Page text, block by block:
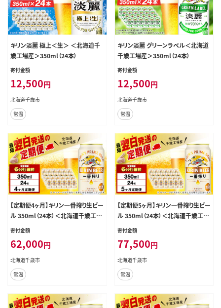
キリン淡麗 極上＜生＞ ＜北海道千
歳工場産＞350ml（24本）
寄付金額
12,500円
北海道千歳市
常温
キリン淡麗 グリーンラベル＜北海道
千歳工場産＞350ml（24本）
寄付金額
12,500円
北海道千歳市
常温
【定期便4ヶ月】キリン一番搾り生ビー
ル 350ml（24本）＜北海道千歳工場
寄付金額
62,000円
北海道千歳市
常温
【定期便5ヶ月】キリン一番搾り生ビー
ル 350ml（24本）＜北海道千歳工場
寄付金額
77,500円
北海道千歳市
常温